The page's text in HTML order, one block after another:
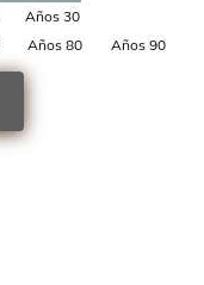
Años 30
Años 80 Años 90